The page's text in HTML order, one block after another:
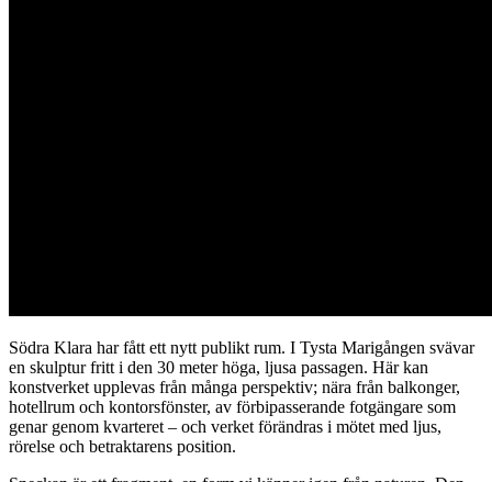
Södra Klara har fått ett nytt publikt rum. I Tysta Marigången svävar
en skulptur fritt i den 30 meter höga, ljusa passagen. Här kan
konstverket upplevas från många perspektiv; nära från balkonger,
hotellrum och kontorsfönster, av förbipasserande fotgängare som
genar genom kvarteret – och verket förändras i mötet med ljus,
rörelse och betraktarens position.